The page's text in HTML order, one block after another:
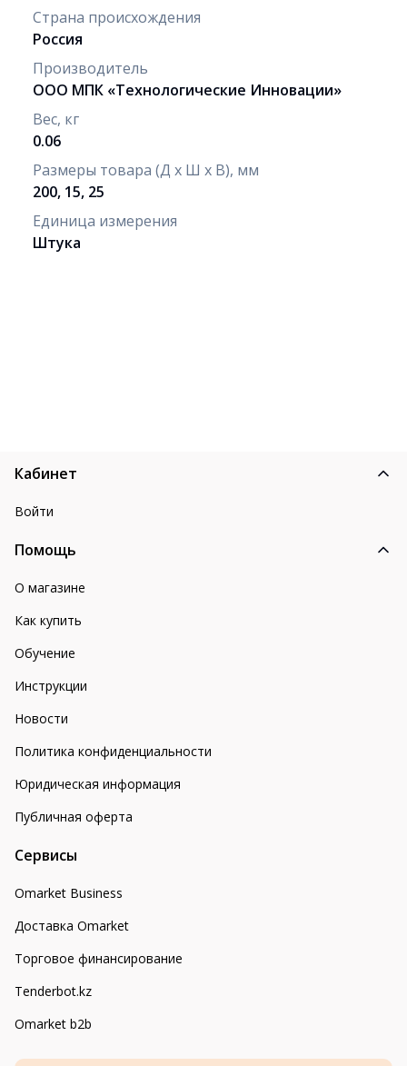
Страна происхождения
Россия
Производитель
ООО МПК «Технологические Инновации»
Вес, кг
0.06
Размеры товара (Д х Ш х В), мм
200, 15, 25
Единица измерения
Штука
Кабинет
Войти
Помощь
О магазине
Как купить
Обучение
Инструкции
Новости
Политика конфиденциальности
Юридическая информация
Публичная оферта
Сервисы
Omarket Business
Доставка Omarket
Торговое финансирование
Tenderbot.kz
Omarket b2b